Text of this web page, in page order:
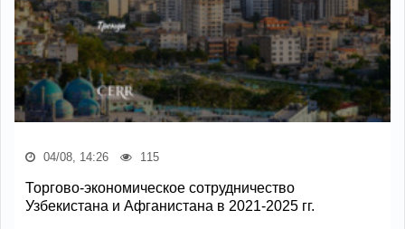
04/08, 14:26 115
Торгово-экономическое сотрудничество
Узбекистана и Афганистана в 2021-2025 гг.